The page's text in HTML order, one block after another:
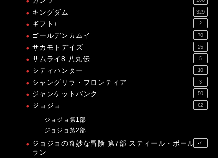
キングダム 329
ギフト± 2
ゴールデンカムイ 70
サカモトデイズ 25
サムライ8 八丸伝 5
シティハンター 10
シャングリラ・フロンティア 3
ジャンケットバンク 50
ジョジョ 62
ジョジョ第1部
ジョジョ第2部
ジョジョの奇妙な冒険 第7部 スティール・ボール・
ラン
7